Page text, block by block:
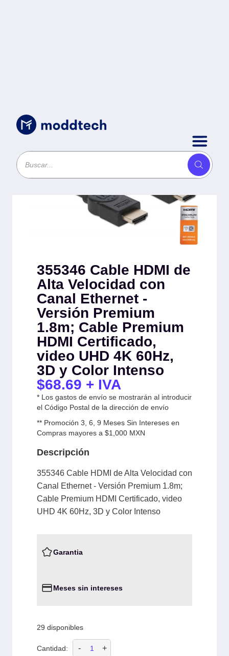
Cables/355346 Cable HDMI de Alta Velocidad con
Canal Ethernet - Versión Premium 1.8m;
355346 Cable HDMI de
Alta Velocidad con
Canal Ethernet -
Versión Premium
1.8m; Cable Premium
HDMI Certificado,
video UHD 4K 60Hz,
3D y Color Intenso
$68.69 + IVA
* Los gastos de envío se mostrarán al introducir
el Código Postal de la dirección de envío
** Promoción 3, 6, 9 Meses Sin Intereses en
Compras mayores a $1,000 MXN
Descripción
355346 Cable HDMI de Alta Velocidad con
Canal Ethernet - Versión Premium 1.8m;
Cable Premium HDMI Certificado, video
UHD 4K 60Hz, 3D y Color Intenso
Garantia
Meses sin intereses
29 disponibles
Cantidad: - +